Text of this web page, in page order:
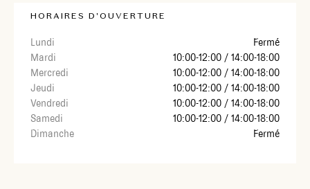
HORAIRES D'OUVERTURE
Lundi
Fermé
Mardi
10:00-12:00 / 14:00-18:00
Mercredi
10:00-12:00 / 14:00-18:00
Jeudi
10:00-12:00 / 14:00-18:00
Vendredi
10:00-12:00 / 14:00-18:00
Samedi
10:00-12:00 / 14:00-18:00
Dimanche
Fermé